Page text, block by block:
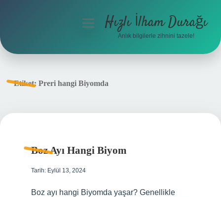
menüyüHızlı İlham Durağı
Anlık bilgilerle zihnini tazele!
Etiket: Preri hangi Biyomda
Boz Ayı Hangi Biyom
Tarih: Eylül 13, 2024
Boz ayı hangi Biyomda yaşar? Genellikle